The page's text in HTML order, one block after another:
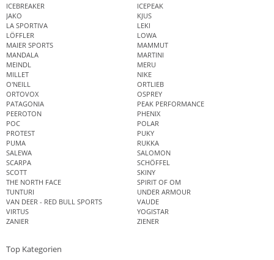
ICEBREAKER
ICEPEAK
JAKO
KJUS
LA SPORTIVA
LEKI
LÖFFLER
LOWA
MAIER SPORTS
MAMMUT
MANDALA
MARTINI
MEINDL
MERU
MILLET
NIKE
O'NEILL
ORTLIEB
ORTOVOX
OSPREY
PATAGONIA
PEAK PERFORMANCE
PEEROTON
PHENIX
POC
POLAR
PROTEST
PUKY
PUMA
RUKKA
SALEWA
SALOMON
SCARPA
SCHÖFFEL
SCOTT
SKINY
THE NORTH FACE
SPIRIT OF OM
TUNTURI
UNDER ARMOUR
VAN DEER - RED BULL SPORTS
VAUDE
VIRTUS
YOGISTAR
ZANIER
ZIENER
Top Kategorien